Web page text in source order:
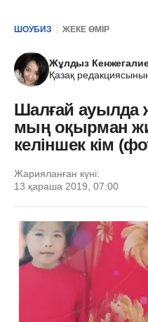
ШОУБИЗ ЖЕКЕ ӨМІР
Жұлдыз
Қазақ
Шалғай ауылда
мың оқырман
келіншек кім
Жарияланған күні:
13 қараша 2019, 07:00